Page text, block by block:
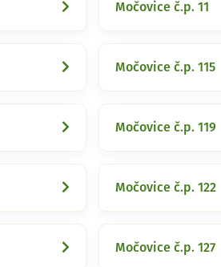
Močovice č.p. 11
Močovice č.p. 115
Močovice č.p. 119
Močovice č.p. 122
Močovice č.p. 127